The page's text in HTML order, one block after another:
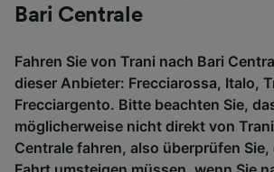
Bari Centrale
Fahren Sie von Trani nach Bari
dieser Anbieter: Frecciarossa, Italo,
Frecciargento. Bitte beachten Sie,
möglicherweise nicht direkt von
Centrale fahren, also überprüfen Sie,